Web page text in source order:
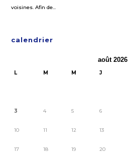
voisines. Afin de...
calendrier
août 2026
L M M J
3 4 5 6
10 11 12 13
17 18 19 20